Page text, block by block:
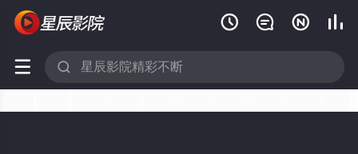
   
 